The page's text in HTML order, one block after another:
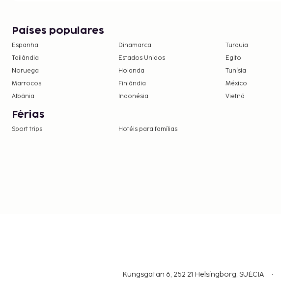
Países populares
Espanha Dinamarca
Turquia
Tailândia
Estados Unidos
Egito
Noruega
Holanda
Tunísia
Marrocos
Finlândia
México
Albânia
Indonésia Vietnã
Férias
Sport trips Hotéis para famílias
Kungsgatan 6, 252 21 Helsingborg, SUÉCIA